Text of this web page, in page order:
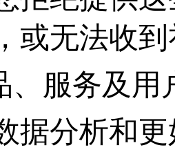
或无法收
、服务及用
据分析和